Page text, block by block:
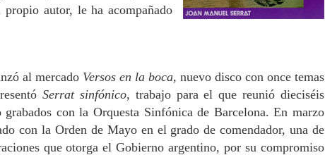
autor, le ha acompañado
al mercado Versos en la boca, nuevo disco con once temas
Serrat sinfónico, trabajo para el que reunió dieciséis
grabados con la Orquesta Sinfónica de Barcelona.En marzo
con la Orden de Mayo en el grado de comendador, una de
que otorga el Gobierno argentino, por su compromiso